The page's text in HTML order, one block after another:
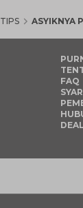
ASYIKNYA
FAQ